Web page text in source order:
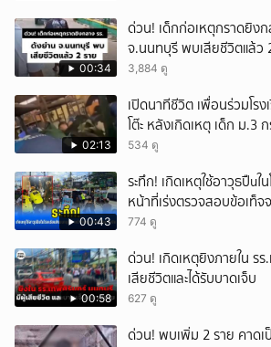
00:34
ด่วน! เด็กก่อเหตุกราดยิง
จ.นนทบุรี พบเสียชีวิตแล้ว
3,884 ดู
02:13
เปิดนาทีชีวิต เพื่อนร่วมโร
โต๊ะ หลังเกิดเหตุ เด็ก ม.3
เทพศิรินทร์นนท์ แบบไม่เลื
534 ดู
00:43
ระทึก! เกิดเหตุใช้อาวุธปืuใ
หน้าที่เร่งตรวจสอบข้อเท็จ
774 ดู
00:58
ด่วน! เกิดเหตุยิงภายใน ร
เสียชีวิตและได้รับบาดเจ็บ
627 ดู
ด่วน! พบเพิ่ม 2 ราย คาด